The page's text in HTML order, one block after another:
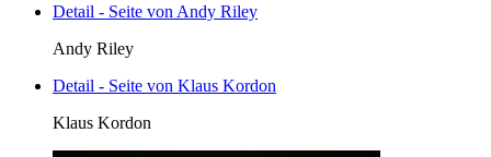
Detail - Seite von Andy Riley
Andy Riley
Detail - Seite von Klaus Kordon
Klaus Kordon